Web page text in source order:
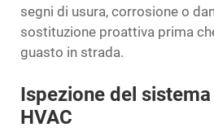
segni di usura, corrosione o
sostituzione proattiva prima
guasto in strada.
Ispezione del
HVAC